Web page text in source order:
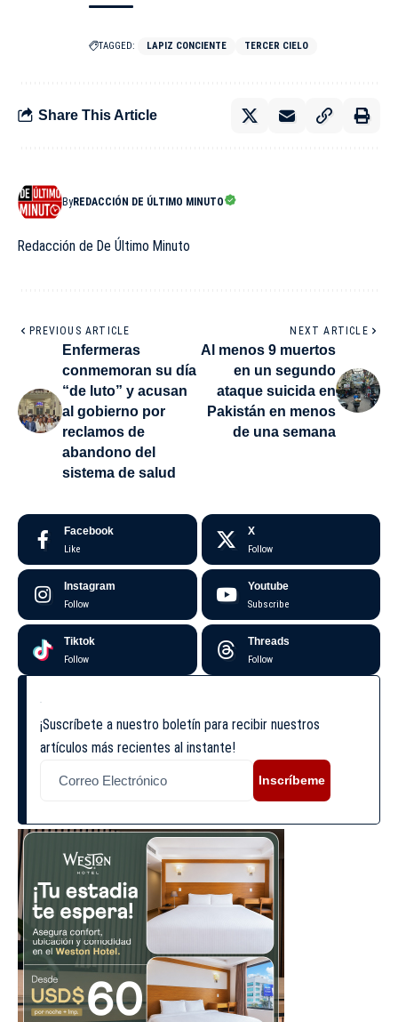
TAGGED: LAPIZ CONCIENTE TERCER CIELO
Share This Article
ByREDACCIÓN DE ÚLTIMO MINUTO
Redacción de De Último Minuto
PREVIOUS ARTICLE
Enfermeras
conmemoran su día
“de luto” y acusan
al gobierno por
reclamos de
abandono del
sistema de salud
NEXT ARTICLE
Al menos 9 muertos
en un segundo
ataque suicida en
Pakistán en menos
de una semana
Facebook
Like
X
Follow
Instagram
Follow
Youtube
Subscribe
Tiktok
Follow
Threads
Follow
¡Suscríbete a nuestro boletín para recibir nuestros
artículos más recientes al instante!
Inscríbeme